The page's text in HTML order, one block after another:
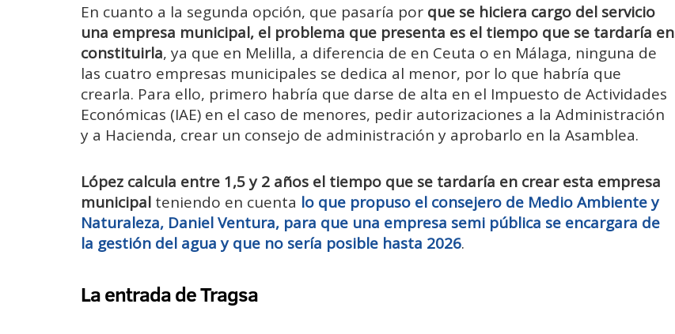
En cuanto a la segunda opción, que pasaría por que se hiciera cargo del servicio
una empresa municipal, el problema que presenta es el tiempo que se tardaría en
constituirla, ya que en Melilla, a diferencia de en Ceuta o en Málaga, ninguna de
las cuatro empresas municipales se dedica al menor, por lo que habría que
crearla. Para ello, primero habría que darse de alta en el Impuesto de Actividades
Económicas (IAE) en el caso de menores, pedir autorizaciones a la Administración
y a Hacienda, crear un consejo de administración y aprobarlo en la Asamblea.
López calcula entre 1,5 y 2 años el tiempo que se tardaría en crear esta empresa
municipal teniendo en cuenta lo que propuso el consejero de Medio Ambiente y
Naturaleza, Daniel Ventura, para que una empresa semi pública se encargara de
la gestión del agua y que no sería posible hasta 2026.
La entrada de Tragsa